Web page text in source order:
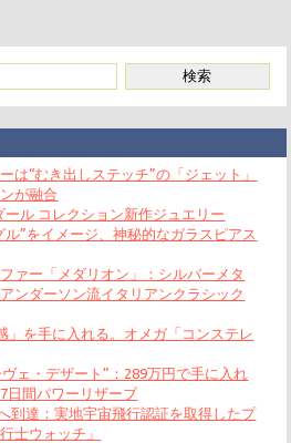
は“むき出しステッチ”の「ジェット」
が融合
ル コレクション新作ジュエリー
”をイメージ、神秘的なガラスピアス
ァー「メダリオン」：シルバーメタ
ンダーソン流イタリアンクラシック
」を手に入れる。オメガ「コンステレ
ェ・デザート”：289万円で手に入れ
日間パワーリザーブ
到達：実地宇宙飛行認証を取得したプ
士ウォッチ」